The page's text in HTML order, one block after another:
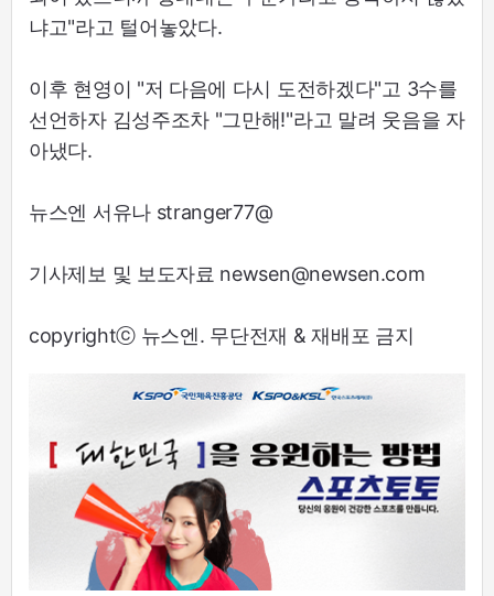
냐고"라고 털어놓았다.
이후 현영이 "저 다음에 다시 도전하겠다"고 3수를
선언하자 김성주조차 "그만해!"라고 말려 웃음을 자
아냈다.
뉴스엔 서유나 stranger77@
기사제보 및 보도자료 newsen@newsen.com
copyrightⓒ 뉴스엔. 무단전재 & 재배포 금지